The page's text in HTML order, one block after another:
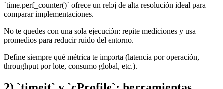
`time.perf_counter()` ofrece un reloj de alta resolución ideal para
comparar implementaciones.
No te quedes con una sola ejecución: repite mediciones y usa
promedios para reducir ruido del entorno.
Define siempre qué métrica te importa (latencia por operación,
throughput por lote, consumo global, etc.).